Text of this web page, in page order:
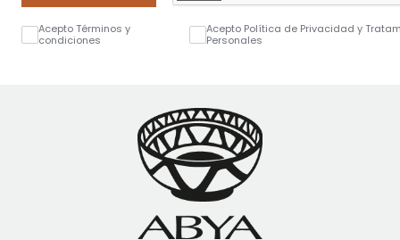
Acepto Términos y
condiciones
Acepto Política de Privacidad y
Personales